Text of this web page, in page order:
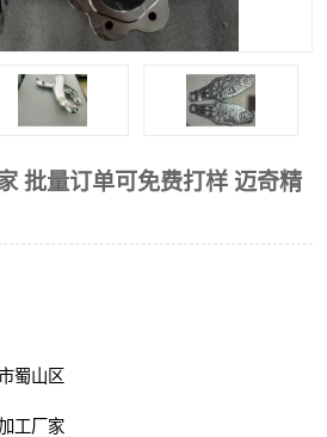
批量订单可免费打样 迈奇精
蜀山区
工厂家